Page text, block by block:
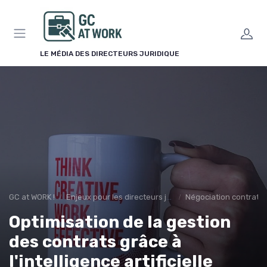
LE MÉDIA DES DIRECTEURS JURIDIQUE
GC at WORK ! Enjeux pour les directeurs juridiques Négociation contrats
Optimisation de la gestion
des contrats grâce à
l'intelligence artificielle